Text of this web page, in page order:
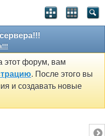
этот форум, вам
. После этого вы
и создавать новые